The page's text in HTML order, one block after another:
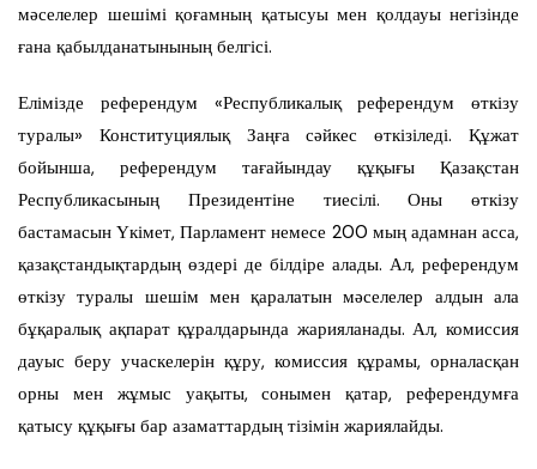
мәселелер шешімі қоғамның қатысуы мен қолдауы негізінде
ғана қабылданатынының белгісі.
Елімізде референдум «Республикалық референдум өткізу
туралы» Конституциялық Заңға сәйкес өткізіледі. Құжат
бойынша, референдум тағайындау құқығы Қазақстан
Республикасының Президентіне тиесілі. Оны өткізу
бастамасын Үкімет, Парламент немесе 200 мың адамнан асса,
қазақстандықтардың өздері де білдіре алады. Ал, референдум
өткізу туралы шешім мен қаралатын мәселелер алдын ала
бұқаралық ақпарат құралдарында жарияланады. Ал, комиссия
дауыс беру учаскелерін құру, комиссия құрамы, орналасқан
орны мен жұмыс уақыты, сонымен қатар, референдумға
қатысу құқығы бар азаматтардың тізімін жариялайды.